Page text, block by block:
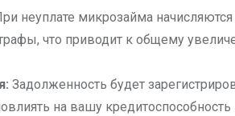
неуплате микрозайма начисляются
что приводит к общему
Задолженность будет
на вашу кредитоспособность